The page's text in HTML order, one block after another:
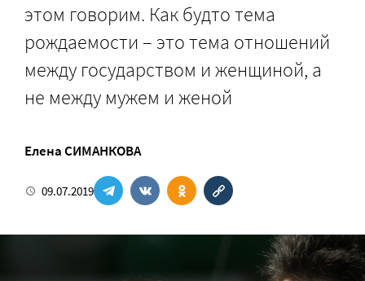
этом говорим. Как будто тема
рождаемости – это тема отношений
между государством и женщиной, а
не между мужем и женой
Елена СИМАНКОВА
09.07.2019